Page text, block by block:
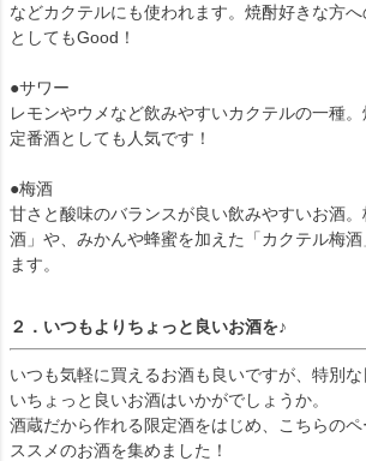
などカクテルにも使われます。焼酎好きな方
としてもGood！
●サワー
レモンやウメなど飲みやすいカクテルの一種
定番酒としても人気です！
●梅酒
甘さと酸味のバランスが良い飲みやすいお酒
酒」や、みかんや蜂蜜を加えた「カクテル梅
ます。
２．いつもよりちょっと良いお酒を♪
いつも気軽に買えるお酒も良いですが、特別
いちょっと良いお酒はいかがでしょうか。
酒蔵だから作れる限定酒をはじめ、こちらの
ススメのお酒を集めました！